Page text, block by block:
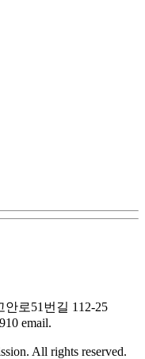
로51번길 112-25
email.
All rights reserved.